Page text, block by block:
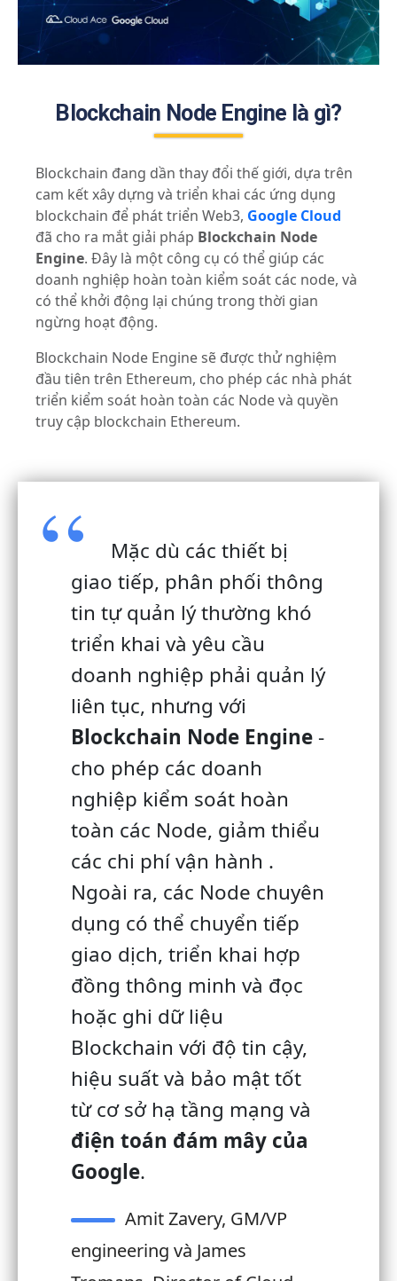
Blockchain Node Engine là gì?
Blockchain đang dần thay đổi thế giới, dựa trên
cam kết xây dựng và triển khai các ứng dụng
blockchain để phát triển Web3, Google Cloud
đã cho ra mắt giải pháp Blockchain Node
Engine. Đây là một công cụ có thể giúp các
doanh nghiệp hoàn toàn kiểm soát các node, và
có thể khởi động lại chúng trong thời gian
ngừng hoạt động.
Blockchain Node Engine sẽ được thử nghiệm
đầu tiên trên Ethereum, cho phép các nhà phát
triển kiểm soát hoàn toàn các Node và quyền
truy cập blockchain Ethereum.
Mặc dù các thiết bị
giao tiếp, phân phối thông
tin tự quản lý thường khó
triển khai và yêu cầu
doanh nghiệp phải quản lý
liên tục, nhưng với
Blockchain Node Engine-
cho phép các doanh
nghiệp kiểm soát hoàn
toàn các Node, giảm thiểu
các chi phí vận hành .
Ngoài ra, các Node chuyên
dụng có thể chuyển tiếp
giao dịch, triển khai hợp
đồng thông minh và đọc
hoặc ghi dữ liệu
Blockchain với độ tin cậy,
hiệu suất và bảo mật tốt
từ cơ sở hạ tầng mạng và
điện toán đám mây của
Google.
Amit Zavery, GM/VP
engineering và James